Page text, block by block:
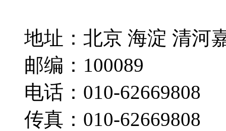
地址： 北京 海淀 清河
邮编： 100089
电话： 010-62669808
传真： 010-62669808